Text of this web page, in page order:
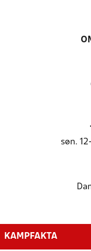
søn.
KAMPFAKTA